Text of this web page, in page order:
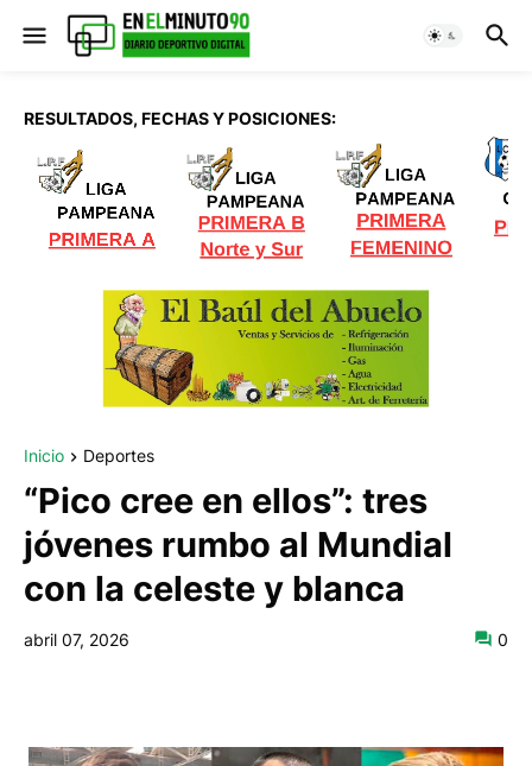
RESULTADOS, FECHAS Y POSICIONES:
Inicio Deportes
“Pico cree en ellos”: tres
jóvenes rumbo al Mundial
con la celeste y blanca
abril 07, 2026 0